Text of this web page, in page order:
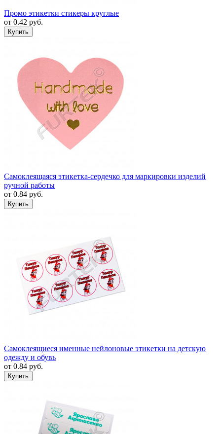
Промо этикетки стикеры круглые
от 0.42 руб.
Самоклеящаяся этикетка-сердечко для маркировки изделий
ручной работы
от 0.84 руб.
Самоклеящиеся именные нейлоновые этикетки на детскую
одежду и обувь
от 0.84 руб.